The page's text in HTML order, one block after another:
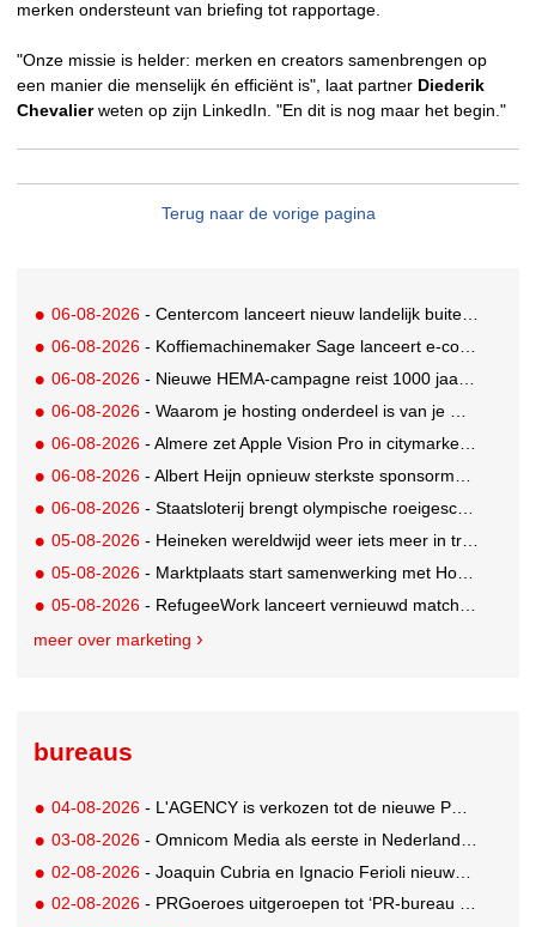
merken ondersteunt van briefing tot rapportage.
"Onze missie is helder: merken en creators samenbrengen op
een manier die menselijk én efficiënt is", laat partner Diederik
Chevalierweten op zijn LinkedIn. "En dit is nog maar het begin."
Terug naar de vorige pagina
06-08-2026 - Centercom lanceert nieuw landelijk buitereclamenetwerk: City Cubes
06-08-2026 - Koffiemachinemaker Sage lanceert e-commerceplatform voor koffieliefhebbers
06-08-2026 - Nieuwe HEMA-campagne reist 1000 jaar terug in de tijd naar 'Hemastein'
06-08-2026 - Waarom je hosting onderdeel is van je merkstrategie
06-08-2026 - Almere zet Apple Vision Pro in citymarketing
06-08-2026 - Albert Heijn opnieuw sterkste sponsormerk, PostNL daalt
06-08-2026 - Staatsloterij brengt olympische roeigeschiedenis tot leven voor WK Roeien
05-08-2026 - Heineken wereldwijd weer iets meer in trek
05-08-2026 - Marktplaats start samenwerking met House of Cars
05-08-2026 - RefugeeWork lanceert vernieuwd matchingplatform voor nieuwkomers en werkgevers
meer over marketing
bureaus
04-08-2026 - L'AGENCY is verkozen tot de nieuwe PR-partner van KoRo
03-08-2026 - Omnicom Media als eerste in Nederland actief met advertenties in ChatGPT
02-08-2026 - Joaquin Cubria en Ignacio Ferioli nieuwe Global CCO’s GUT, Renata Neumann Global Head of Production
02-08-2026 - PRGoeroes uitgeroepen tot ‘PR-bureau van het jaar 2026’